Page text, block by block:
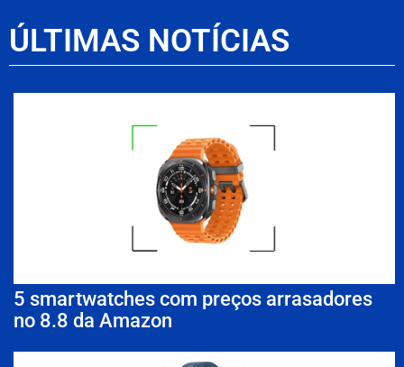
ÚLTIMAS NOTÍCIAS
5 smartwatches com preços arrasadores
no 8.8 da Amazon